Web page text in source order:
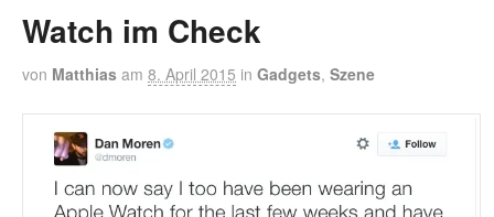
Watch im Check
von Matthias am 8. April 2015 in Gadgets, Szene